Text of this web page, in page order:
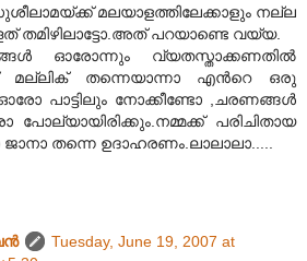
മലയാളത്തിലേക്കാളും നല്ല
തമിഴിലാട്ടോ.അത് പറയാണ്ടെ വയ്യ.
ഓരോന്നും വ്യതസ്താക്കണതില്‍
തന്നെയാന്നാ എന്‍റെ ഒരു
പാട്ടിലും നോക്കീണ്ടോ ,ചരണങ്ങള്‍
പരിചിതായ
തന്നെ ഉദാഹരണം.ലാലാലാ.....
Tuesday, June 19, 2007 at